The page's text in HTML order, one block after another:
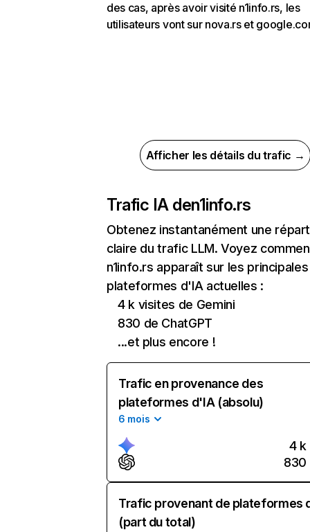
des cas, après avoir visité n1info.rs, les
utilisateurs vont sur nova.rs et
Afficher les détails du trafic →
Trafic IA den1info.rs
Obtenez instantanément une
claire du trafic LLM. Voyez
n1info.rs apparaît sur les principales
plateformes d'IA actuelles :
4 k visites de Gemini
830 de ChatGPT
...et plus encore !
Trafic en provenance des
plateformes d'IA (absolu)
6 mois
4 k
830
Trafic provenant de plateformes
(part du total)